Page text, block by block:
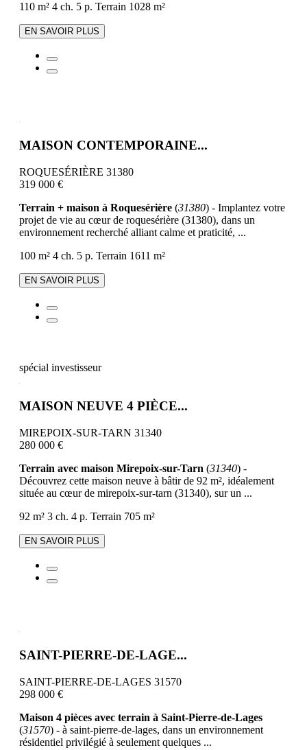
110 m² 4 ch. 5 p. Terrain 1028 m²
EN SAVOIR PLUS
MAISON CONTEMPORAINE...
ROQUESÉRIÈRE 31380
319 000 €
Terrain + maison à Roquesérière (31380) - Implantez votre
projet de vie au cœur de roquesérière (31380), dans un
environnement recherché alliant calme et praticité, ...
100 m² 4 ch. 5 p. Terrain 1611 m²
EN SAVOIR PLUS
spécial investisseur
MAISON NEUVE 4 PIÈCE...
MIREPOIX-SUR-TARN 31340
280 000 €
Terrain avec maison Mirepoix-sur-Tarn (31340) -
Découvrez cette maison neuve à bâtir de 92 m², idéalement
située au cœur de mirepoix-sur-tarn (31340), sur un ...
92 m² 3 ch. 4 p. Terrain 705 m²
EN SAVOIR PLUS
SAINT-PIERRE-DE-LAGE...
SAINT-PIERRE-DE-LAGES 31570
298 000 €
Maison 4 pièces avec terrain à Saint-Pierre-de-Lages
(31570) - à saint-pierre-de-lages, dans un environnement
résidentiel privilégié à seulement quelques ...